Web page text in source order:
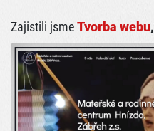
Zajistili jsmeTvorba webu,